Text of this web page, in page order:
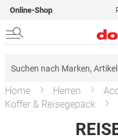
Online-Shop
Home Herren
Koffer & Reisegepäck